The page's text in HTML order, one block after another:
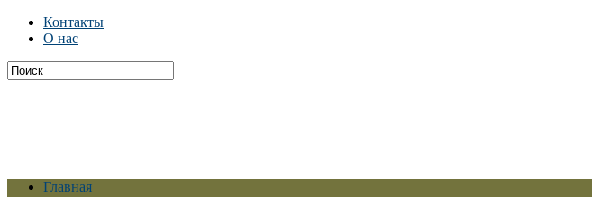
Контакты
О нас
Главная